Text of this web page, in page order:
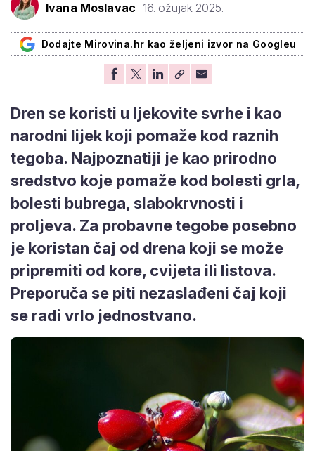
Ivana Moslavac 16. ožujak 2025.
Dodajte Mirovina.hr kao željeni izvor na Googleu
Dren se koristi u ljekovite svrhe i kao
narodni lijek koji pomaže kod raznih
tegoba. Najpoznatiji je kao prirodno
sredstvo koje pomaže kod bolesti grla,
bolesti bubrega, slabokrvnosti i
proljeva. Za probavne tegobe posebno
je koristan čaj od drena koji se može
pripremiti od kore, cvijeta ili listova.
Preporuča se piti nezaslađeni čaj koji
se radi vrlo jednostvano.